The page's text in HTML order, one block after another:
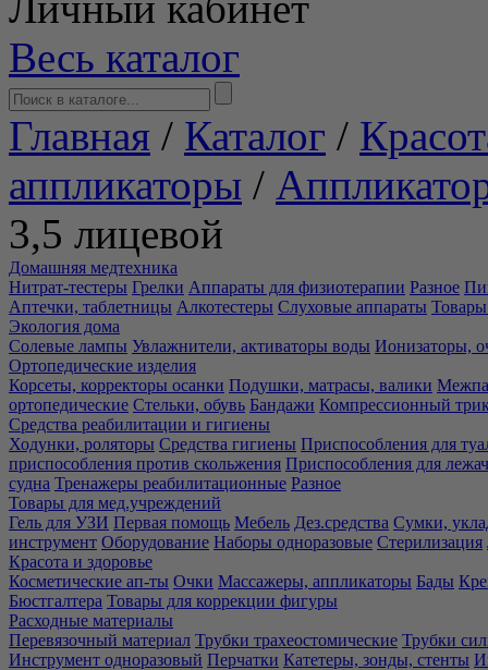
Весь каталог
Главная / Каталог /
аппликаторы /
3,5 лицевой
Домашняя медтехника
Нитрат-тестеры Грелки Аппараты для физиотерапии Разное
Аптечки, таблетницы Алкотестеры Слуховые аппараты Товары
Экология дома
Солевые лампы Увлажнители, активаторы воды Ионизаторы,
Ортопедические изделия
Корсеты, корректоры осанки Подушки, матрасы, валики
ортопедические Стельки, обувь Бандажи Компрессионный
Средства реабилитации и гигиены
Ходунки, роляторы Средства гигиены Приспособления для
приспособления против скольжения Приспособления для
судна Тренажеры реабилитационные Разное
Товары для мед.учреждений
Гель для УЗИ Первая помощь Мебель Дез.средства Сумки,
инструмент Оборудование Наборы одноразовые Стерилизация
Красота и здоровье
Косметические ап-ты Очки Массажеры, аппликаторы Бады
Бюстгалтера Товары для коррекции фигуры
Расходные материалы
Перевязочный материал Трубки трахеостомические Трубки
Инструмент одноразовый Перчатки Катетеры, зонды, стенты